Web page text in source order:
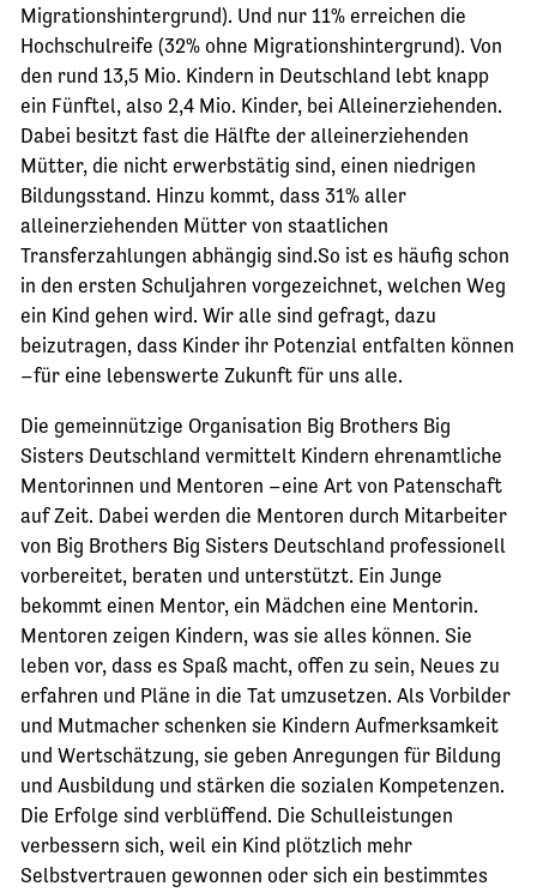
Migrationshintergrund). Und nur 11% erreichen die
Hochschulreife (32% ohne Migrationshintergrund). Von
den rund 13,5 Mio. Kindern in Deutschland lebt knapp
ein Fünftel, also 2,4 Mio. Kinder, bei Alleinerziehenden.
Dabei besitzt fast die Hälfte der alleinerziehenden
Mütter, die nicht erwerbstätig sind, einen niedrigen
Bildungsstand. Hinzu kommt, dass 31% aller
alleinerziehenden Mütter von staatlichen
Transferzahlungen abhängig sind.So ist es häufig schon
in den ersten Schuljahren vorgezeichnet, welchen Weg
ein Kind gehen wird. Wir alle sind gefragt, dazu
beizutragen, dass Kinder ihr Potenzial entfalten können
–für eine lebenswerte Zukunft für uns alle.
Die gemeinnützige Organisation Big Brothers Big
Sisters Deutschland vermittelt Kindern ehrenamtliche
Mentorinnen und Mentoren –eine Art von Patenschaft
auf Zeit. Dabei werden die Mentoren durch Mitarbeiter
von Big Brothers Big Sisters Deutschland professionell
vorbereitet, beraten und unterstützt. Ein Junge
bekommt einen Mentor, ein Mädchen eine Mentorin.
Mentoren zeigen Kindern, was sie alles können. Sie
leben vor, dass es Spaß macht, offen zu sein, Neues zu
erfahren und Pläne in die Tat umzusetzen. Als Vorbilder
und Mutmacher schenken sie Kindern Aufmerksamkeit
und Wertschätzung, sie geben Anregungen für Bildung
und Ausbildung und stärken die sozialen Kompetenzen.
Die Erfolge sind verblüffend. Die Schulleistungen
verbessern sich, weil ein Kind plötzlich mehr
Selbstvertrauen gewonnen oder sich ein bestimmtes